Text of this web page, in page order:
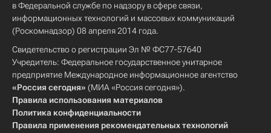
в Федеральной службе по надзору в сфере связи,
информационных технологий и массовых коммуникаций
(Роскомнадзор) 08 апреля 2014 года.
Свидетельство о регистрации Эл № ФС77-57640
Учредитель: Федеральное государственное унитарное
предприятие Международное информационное агентство
«Россия сегодня» (МИА «Россия сегодня»).
Правила использования материалов
Политика конфиденциальности
Правила применения рекомендательных технологий